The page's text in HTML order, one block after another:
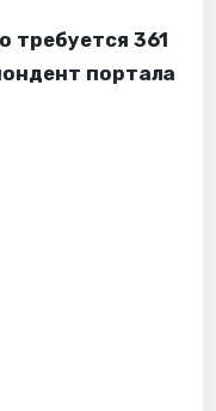
требуется 361
портала